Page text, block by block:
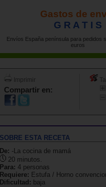
Gastos de
G R A T I S
Envíos España península para pedidos
euros
Imprimir
Compartir en:
SOBRE ESTA RECETA
De: -La cocina de mamá
20 minutos.
Para: 4 personas
Requiere: Estufa / Horno
Dificultad: baja